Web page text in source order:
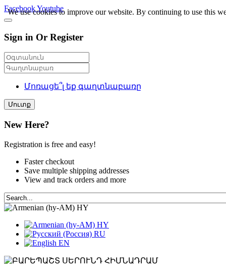
FacebookYoutube
Sign in Or Register
Մոռացե՞լ եք գաղտնաբառը
Մուտք
New Here?
Registration is free and easy!
Faster checkout
Save multiple shipping addresses
View and track orders and more
HY
HY
RU
EN
We use cookies to improve our website. By continuing to use this